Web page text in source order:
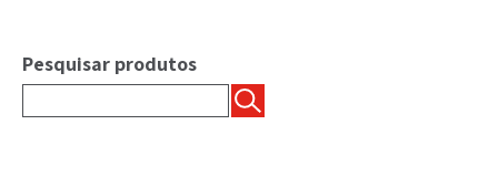
Pesquisar produtos
por: